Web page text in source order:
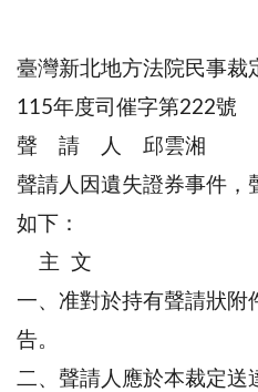
臺灣新北地方法院民事裁
115年度司催字第222號
聲 請 人 邱雲湘
聲請人因遺失證券事件，
如下：
主 文
一、准對於持有聲請狀附
告。
二、聲請人應於本裁定送